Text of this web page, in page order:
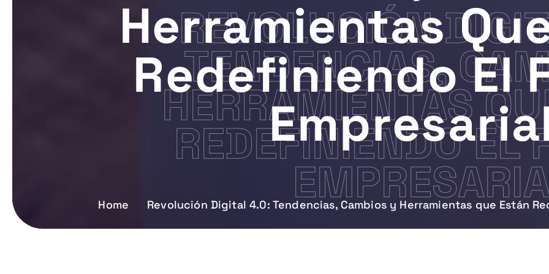
REVOLUCIÓN
TENDENCIAS,
HERRAMIENTAS
REDEFINIENDO EL
Herramientas
Redefiniendo El
Home Revolución Digital 4.0: Tendencias, Cambios y Herramientas que Están